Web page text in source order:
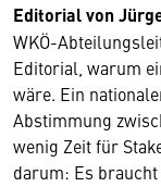
Editorial von
WKÖ-
Editorial, warum
wäre. Ein
Abstimmung
wenig Zeit für
darum: Es